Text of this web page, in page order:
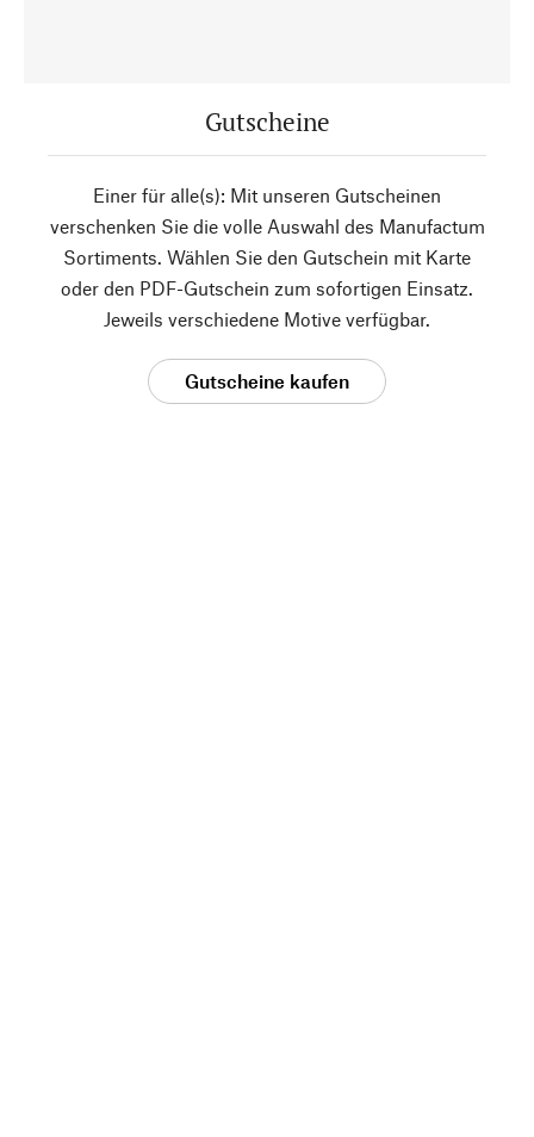
Gutscheine
Einer für alle(s): Mit unseren Gutscheinen
verschenken Sie die volle Auswahl des Manufactum
Sortiments. Wählen Sie den Gutschein mit Karte
oder den PDF-Gutschein zum sofortigen Einsatz.
Jeweils verschiedene Motive verfügbar.
Gutscheine kaufen